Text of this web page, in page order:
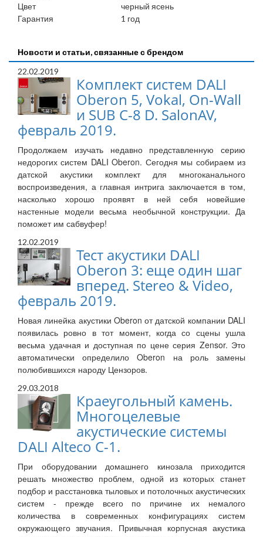
Цвет
черный ясень
Гарантия
1 год
Новости и статьи, связанные с брендом
22.02.2019
Комплект систем DALI
Oberon 5, Vokal, On-Wall
и SUB C-8 D. SalonAV,
февраль 2019.
Продолжаем изучать недавно представленную серию
недорогих систем DALI Oberon. Сегодня мы собираем из
датской акустики комплект для многоканального
воспроизведения, а главная интрига заключается в том,
насколько хорошо проявят в ней себя новейшие
настенные модели весьма необычной конструкции. Да
поможет им сабвуфер!
12.02.2019
Тест акустики DALI
Oberon 3: еще один шаг
вперед. Stereo & Video,
февраль 2019.
Новая линейка акустики Oberon от датской компании DALI
появилась ровно в тот момент, когда со сцены ушла
весьма удачная и доступная по цене серия Zensor. Это
автоматически определило Oberon на роль замены
полюбившихся народу Цензоров.
29.03.2018
Краеугольный камень.
Многоцелевые
акустические системы
DALI Alteco C-1.
При оборудовании домашнего кинозала приходится
решать множество проблем, одной из которых станет
подбор и расстановка тыловых и потолочных акустических
систем - прежде всего по причине их немалого
количества в современных конфигурациях систем
окружающего звучания. Привычная корпусная акустика